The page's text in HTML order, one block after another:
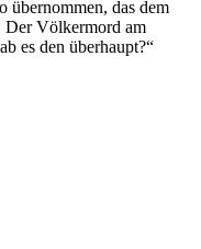
übernommen, das dem
Der Völkermord am
es den überhaupt?“